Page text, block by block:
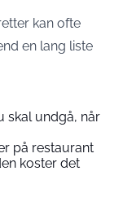
kan ofte
en lang liste
skal undgå, når
på restaurant
koster det